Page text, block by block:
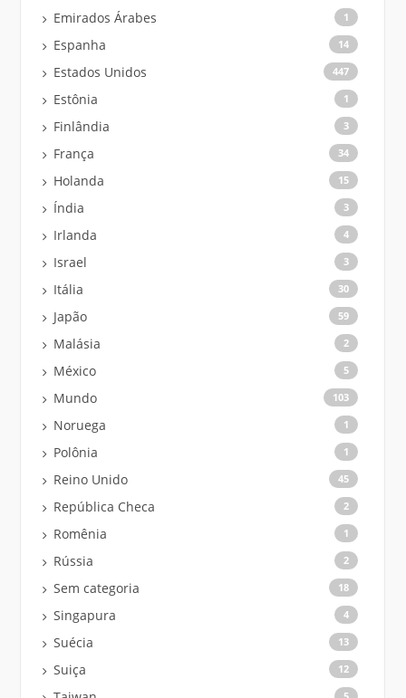
Emirados Árabes 1
Espanha 14
Estados Unidos 447
Estônia 1
Finlândia 3
França 34
Holanda 15
Índia 3
Irlanda 4
Israel 3
Itália 30
Japão 59
Malásia 2
México 5
Mundo 103
Noruega 1
Polônia 1
Reino Unido 45
República Checa 2
Romênia 1
Rússia 2
Sem categoria 18
Singapura 4
Suécia 13
Suiça 12